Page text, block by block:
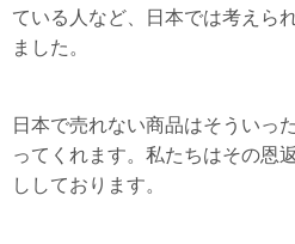
ている人など、日本では考えら
ました。
日本で売れない商品はそういっ
ってくれます。私たちはその恩
ししております。